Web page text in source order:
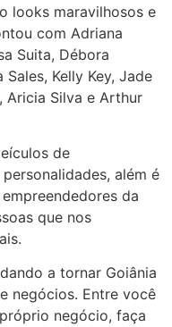
looks maravilhosos e
com Adriana
Suita, Débora
Sales, Kelly Key, Jade
Aricia Silva e Arthur
de
além é
da
que nos
a tornar Goiânia
negócios. Entre você
negócio, faça